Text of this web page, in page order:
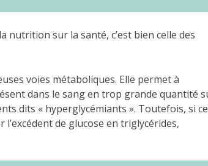
sur la santé, c’est bien celle des
voies métaboliques. Elle permet à
dans le sang en trop grande quantité
dits « hyperglycémiants ». Toutefois, si ce
de glucose en triglycérides,